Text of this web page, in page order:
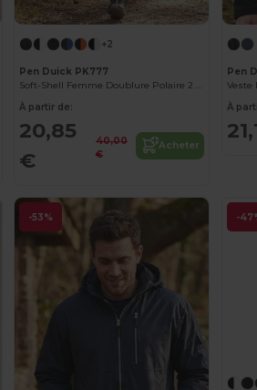
+2
Pen Duick PK777
Soft-Shell Femme Doublure Polaire 2 Poches Zippées
À partir de:
20,85
€
40,00
€
Acheter
Pen
À
-53% -